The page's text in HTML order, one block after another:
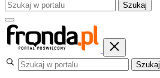
Szukaj
Szukaj